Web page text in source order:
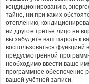
кондиционированию,
тайне, ни при каких
отоплению,
ни другое третье лицо не
вы забудете ваш пароль к
воспользоваться функцией
предусмотренной
необходимо ввести ваше
программное обеспечение
вашей учётной записи.